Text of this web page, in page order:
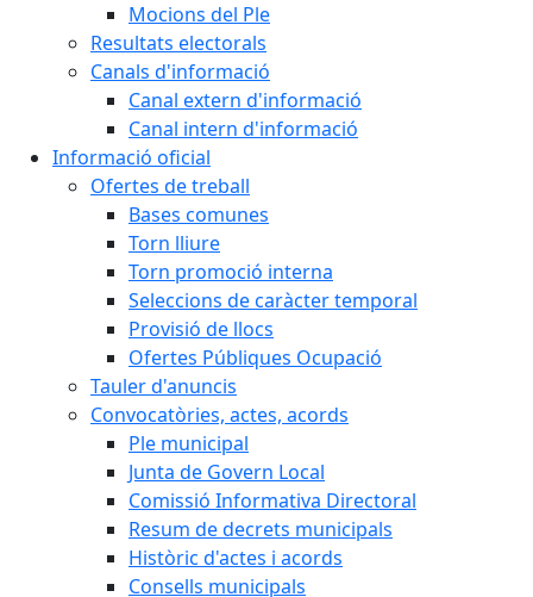
Mocions del Ple
Resultats electorals
Canals d'informació
Canal extern d'informació
Canal intern d'informació
Informació oficial
Ofertes de treball
Bases comunes
Torn lliure
Torn promoció interna
Seleccions de caràcter temporal
Provisió de llocs
Ofertes Públiques Ocupació
Tauler d'anuncis
Convocatòries, actes, acords
Ple municipal
Junta de Govern Local
Comissió Informativa Directoral
Resum de decrets municipals
Històric d'actes i acords
Consells municipals